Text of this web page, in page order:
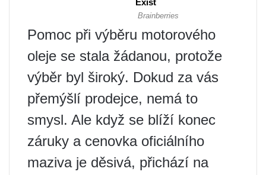
Pomoc při výběru motorového
oleje se stala žádanou, protože
výběr byl široký. Dokud za vás
přemýšlí prodejce, nemá to
smysl. Ale když se blíží konec
záruky a cenovka oficiálního
maziva je děsivá, přichází na